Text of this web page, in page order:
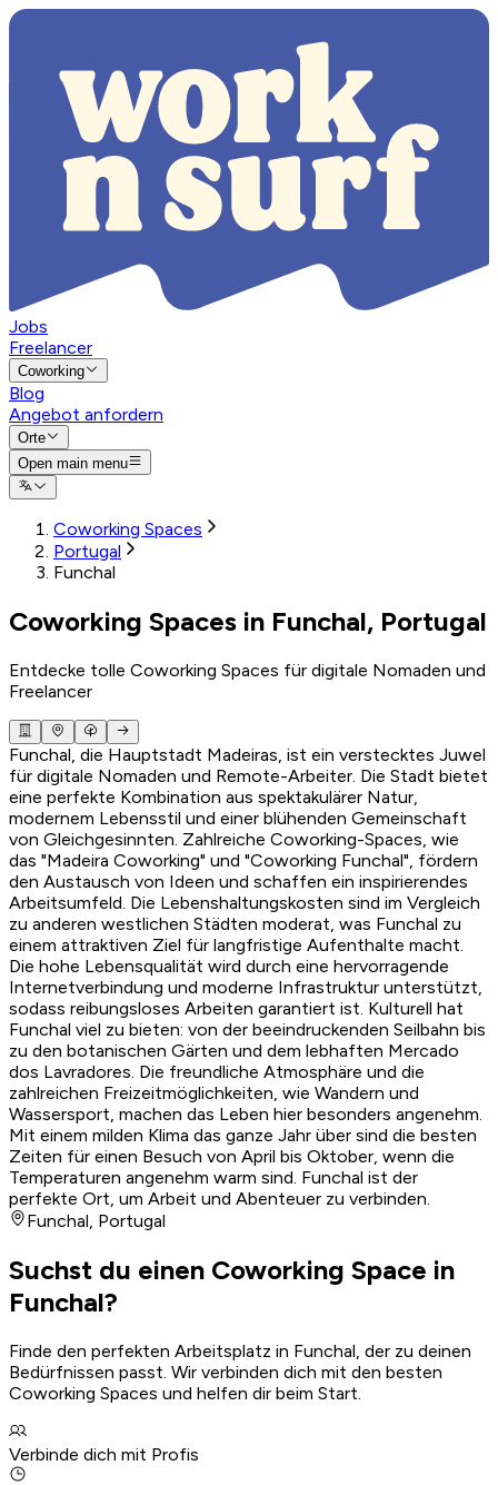
Jobs
Freelancer
Coworking
Blog
Angebot anfordern
Orte
Open main menu
Coworking Spaces
Portugal
Funchal
Coworking Spaces in Funchal, Portugal
Entdecke tolle Coworking Spaces für digitale Nomaden und
Freelancer
Funchal, die Hauptstadt Madeiras, ist ein verstecktes Juwel
für digitale Nomaden und Remote-Arbeiter. Die Stadt bietet
eine perfekte Kombination aus spektakulärer Natur,
modernem Lebensstil und einer blühenden Gemeinschaft
von Gleichgesinnten. Zahlreiche Coworking-Spaces, wie
das "Madeira Coworking" und "Coworking Funchal", fördern
den Austausch von Ideen und schaffen ein inspirierendes
Arbeitsumfeld. Die Lebenshaltungskosten sind im Vergleich
zu anderen westlichen Städten moderat, was Funchal zu
einem attraktiven Ziel für langfristige Aufenthalte macht.
Die hohe Lebensqualität wird durch eine hervorragende
Internetverbindung und moderne Infrastruktur unterstützt,
sodass reibungsloses Arbeiten garantiert ist. Kulturell hat
Funchal viel zu bieten: von der beeindruckenden Seilbahn bis
zu den botanischen Gärten und dem lebhaften Mercado
dos Lavradores. Die freundliche Atmosphäre und die
zahlreichen Freizeitmöglichkeiten, wie Wandern und
Wassersport, machen das Leben hier besonders angenehm.
Mit einem milden Klima das ganze Jahr über sind die besten
Zeiten für einen Besuch von April bis Oktober, wenn die
Temperaturen angenehm warm sind. Funchal ist der
perfekte Ort, um Arbeit und Abenteuer zu verbinden.
Funchal, Portugal
Suchst du einen Coworking Space in
Funchal?
Finde den perfekten Arbeitsplatz in Funchal, der zu deinen
Bedürfnissen passt. Wir verbinden dich mit den besten
Coworking Spaces und helfen dir beim Start.
Verbinde dich mit Profis